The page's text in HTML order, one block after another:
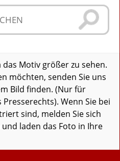
das Motiv größer zu sehen.
möchten, senden Sie uns
Bild finden. (Nur für
Wenn Sie bei
sind, melden Sie sich
laden das Foto in Ihre